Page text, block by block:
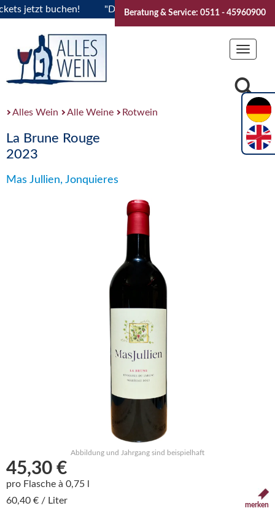
jetzt buchen! "Das Sommerfest 2026" Vive la
Beratung & Service: 0511 - 45960900
Toggle
Alles Wein Alle Weine Rotwein
La Brune Rouge
2023
Mas Jullien, Jonquieres
Abbildung und Jahrgang sind beispielhaft
45,30 €
pro Flasche à 0,75 l
60,40 € / Liter
merken